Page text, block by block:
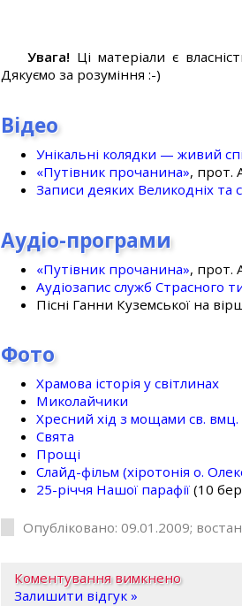
Увага! Ці матеріали є
Дякуємо за розуміння :-)
Відео
Унікальні колядки — живий
«Путівник прочанина», прот.
Записи деяких Великодніх та
Аудіо-програми
«Путівник прочанина», прот.
Аудіозапис служб Страсного
Пісні Ганни Куземської на
Фото
Храмова історія у світлинах
Миколайчики
Хресний хід з мощами св.
Свята
Прощі
Слайд-фільм (хіротонія о.
25-рiччя Нашої парафiї (10
Опубліковано: 09.01.2009;
Коментування вимкнено
Залишити відгук »